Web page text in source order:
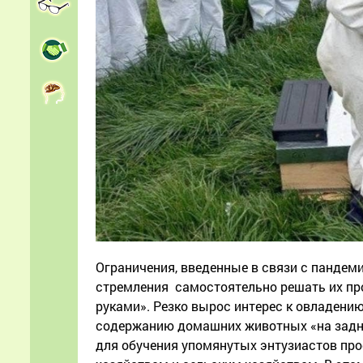
Ограничения, введенные в связи с
стремления самостоятельно решать их
руками». Резко вырос интерес к
содержанию домашних животных «на
для обучения упомянутых энтузиастов